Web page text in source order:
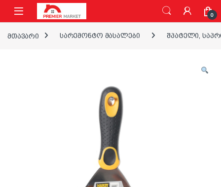
ნავიგაციაზე გადასვლა
შინაარსზე გადასვლა
0
მთავარი სარემონტო მასალები შპატელი,